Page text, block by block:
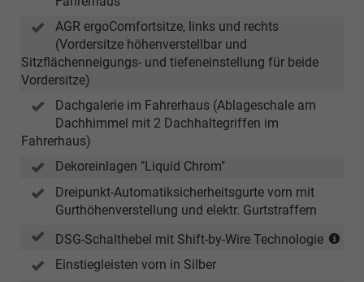
AGR ergoComfortsitze, links und rechts
(Vordersitze höhenverstellbar und
Sitzflächenneigungs- und tiefeneinstellung für beide
Vordersitze)
Dachgalerie im Fahrerhaus (Ablageschale am
Dachhimmel mit 2 Dachhaltegriffen im
Fahrerhaus)
Dekoreinlagen "Liquid Chrom"
Dreipunkt-Automatiksicherheitsgurte vorn mit
Gurthöhenverstellung und elektr. Gurtstraffern
DSG-Schalthebel mit Shift-by-Wire Technologie
Einstiegleisten vorn in Silber